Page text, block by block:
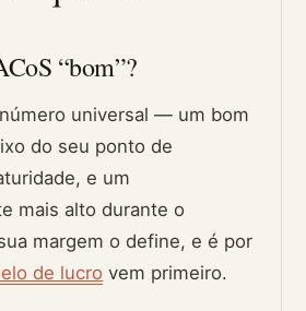
“bom”?
universal — um bom
do seu ponto de
e um
mais alto durante o
margem o define, e é por
de lucro vem primeiro.